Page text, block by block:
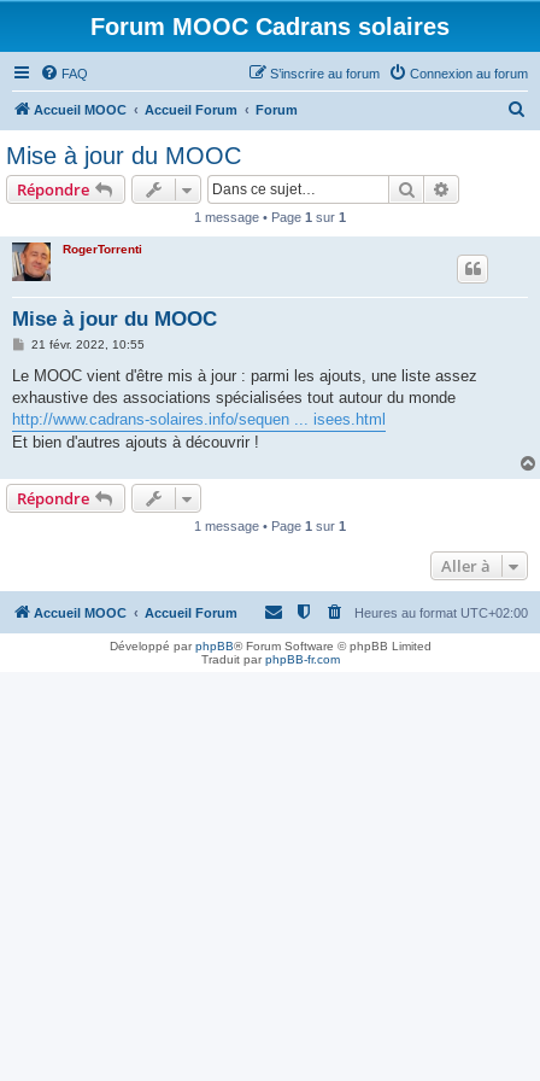
Forum MOOC Cadrans solaires
FAQ Connexion au forum
S’inscrire au forum
Accueil MOOC Accueil Forum Forum
Mise à jour du MOOC
Répondre Rechercher
1 message • Page 1 sur 1
RogerTorrenti
Mise à jour du MOOC
M
s
a
g
e
21 févr. 2022, 10:55
Le MOOC vient d'être mis à jour : parmi les ajouts, une liste assez
exhaustive des associations spécialisées tout autour du monde
http://www.cadrans-solaires.info/sequen ... isees.html
Et bien d'autres ajouts à découvrir !
Répondre
1 message • Page 1 sur 1
Aller à
Accueil MOOC Accueil Forum Heures au format UTC+02:00
Développé parphpBB® Forum Software © phpBB Limited
Traduit parphpBB-fr.com